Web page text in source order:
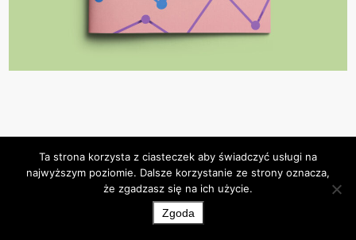
© 2026 Kinga Offert
Ta strona korzysta z ciasteczek aby świadczyć usługi na
najwyższym poziomie. Dalsze korzystanie ze strony oznacza,
że zgadzasz się na ich użycie.
Zgoda